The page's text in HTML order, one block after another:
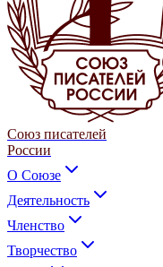
Союз писателей
России
О Союзе
Деятельность
Членство
Творчество